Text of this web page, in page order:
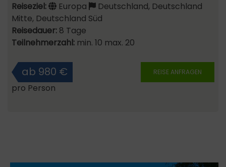
Reiseziel: Europa
Deutschland, Deutschland
Mitte, Deutschland Süd
Reisedauer: 8 Tage
Teilnehmerzahl: min. 10 max. 20
REISE ANFRAGEN
ab 980 €
pro Person